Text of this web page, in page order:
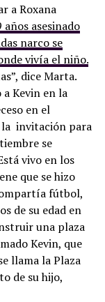
a Roxana
asesinado
narco se
vivía el niño.
dice Marta.
Kevin en la
en el
la invitación para
se
vivo en los
que se hizo
fútbol,
de su edad en
una plaza
Kevin, que
llama la Plaza
de su hijo,